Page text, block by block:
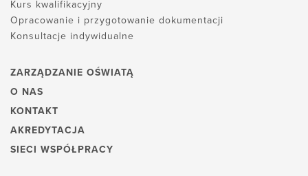
Kurs kwalifikacyjny
Opracowanie i przygotowanie dokumentacji
Konsultacje indywidualne
ZARZĄDZANIE OŚWIATĄ
O NAS
KONTAKT
AKREDYTACJA
SIECI WSPÓŁPRACY